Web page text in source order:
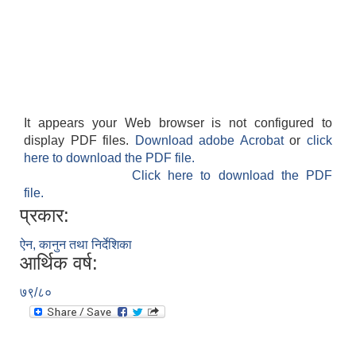
It appears your Web browser is not configured to
display PDF files.
Download adobe Acrobatorclick
here to download the PDF file.
Click here to download the PDF
file.
प्रकार:
ऐन, कानुन तथा निर्देशिका
आर्थिक वर्ष:
७९/८०